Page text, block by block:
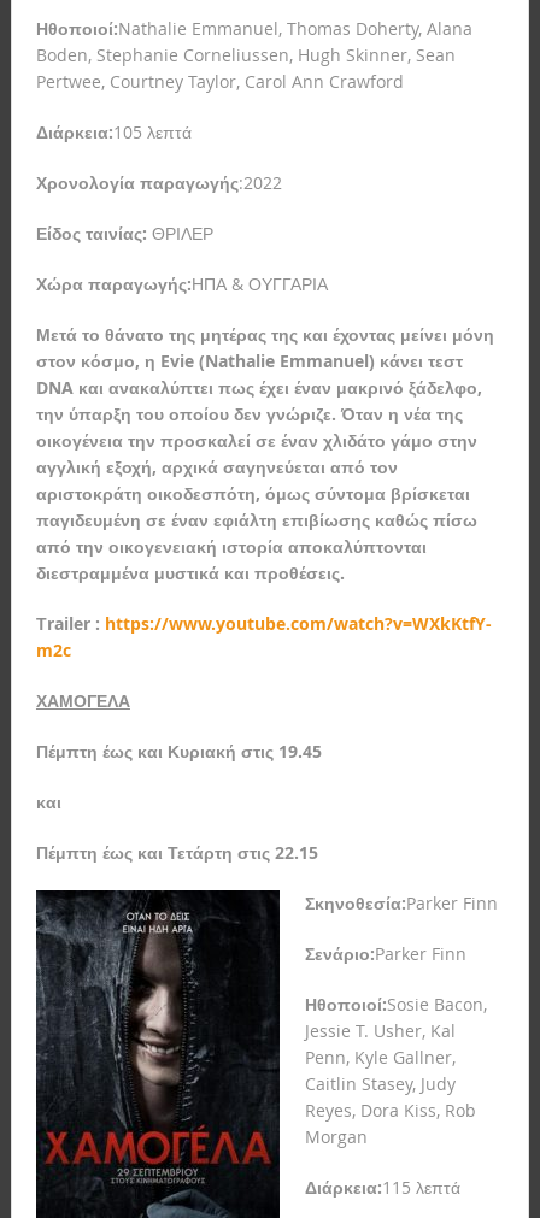
Ηθοποιοί:Nathalie Emmanuel, Thomas Doherty, Alana
Boden, Stephanie Corneliussen, Hugh Skinner, Sean
Pertwee, Courtney Taylor, Carol Ann Crawford
Διάρκεια:105 λεπτά
Χρονολογία παραγωγής:2022
Είδος ταινίας: ΘΡΙΛΕΡ
Χώρα παραγωγής:ΗΠΑ & ΟΥΓΓΑΡΙΑ
Μετά το θάνατο της μητέρας της και έχοντας μείνει μόνη
στον κόσμο, η Evie (Nathalie Emmanuel) κάνει τεστ
DNA και ανακαλύπτει πως έχει έναν μακρινό ξάδελφο,
την ύπαρξη του οποίου δεν γνώριζε. Όταν η νέα της
οικογένεια την προσκαλεί σε έναν χλιδάτο γάμο στην
αγγλική εξοχή, αρχικά σαγηνεύεται από τον
αριστοκράτη οικοδεσπότη, όμως σύντομα βρίσκεται
παγιδευμένη σε έναν εφιάλτη επιβίωσης καθώς πίσω
από την οικογενειακή ιστορία αποκαλύπτονται
διεστραμμένα μυστικά και προθέσεις.
Τrailer : https://www.youtube.com/watch?v=WXkKtfY-
m2c
ΧΑΜΟΓΕΛΑ
Πέμπτη έως και Κυριακή στις 19.45
και
Πέμπτη έως και Τετάρτη στις 22.15
Σκηνοθεσία:Parker Finn
Σενάριο:Parker Finn
Ηθοποιοί:Sosie Bacon,
Jessie T. Usher, Kal
Penn, Kyle Gallner,
Caitlin Stasey, Judy
Reyes, Dora Kiss, Rob
Morgan
Διάρκεια:115 λεπτά